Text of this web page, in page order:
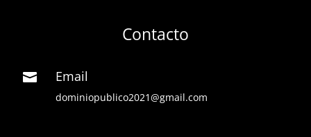
Contacto
 Email
dominiopublico2021@gmail.com